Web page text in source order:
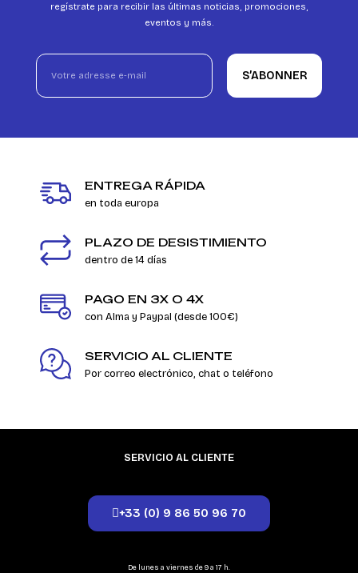
regístrate para recibir las últimas noticias, promociones,
eventos y más.
S’ABONNER
ENTREGA RÁPIDA
en toda europa
PLAZO DE DESISTIMIENTO
dentro de 14 días
PAGO EN 3X O 4X
con Alma y Paypal (desde 100€)
SERVICIO AL CLIENTE
Por correo electrónico, chat o teléfono
SERVICIO AL CLIENTE
+33 (0) 9 86 50 96 70
De lunes a viernes de 9 a 17 h.